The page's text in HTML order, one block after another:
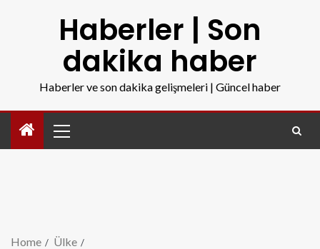
Haberler | Son
dakika haber
Haberler ve son dakika gelişmeleri | Güncel haber
Home
Ülke